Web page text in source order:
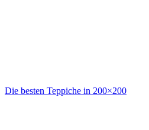
Die besten Teppiche in 200×200